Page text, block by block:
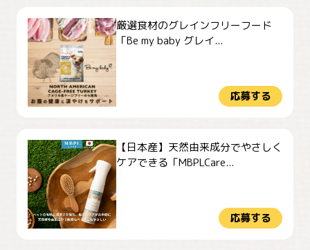
厳選食材のグレインフリーフード
「Be my baby グレイ...
応募する
【日本産】天然由来成分でやさしく
ケアできる「MBPLCare...
応募する